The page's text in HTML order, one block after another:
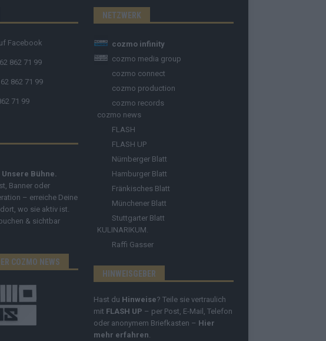
Facebook
862 71 99
862 71 99
71 99
Bühne.
Banner oder
– erreiche Deine
wo sie aktiv ist.
& sichtbar
COZMO NEWS
NETZWERK
cozmo infinity
cozmo media group
cozmo connect
cozmo production
cozmo records
cozmo news
FLASH
FLASH UP
Nürnberger Blatt
Hamburger Blatt
Fränkisches Blatt
Münchener Blatt
Stuttgarter Blatt
KULINARIKUM.
Raffi Gasser
HINWEISGEBER
Hast du Hinweise? Teile sie vertraulich
mit FLASH UP – per Post, E-Mail, Telefon
oder anonymem Briefkasten – Hier
mehr erfahren.